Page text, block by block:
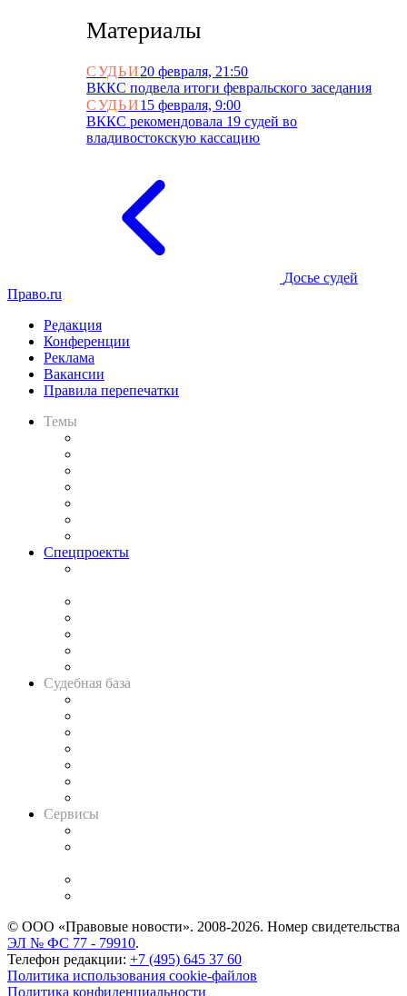
Материалы
СУДЬИ20 февраля, 21:50
ВККС подвела итоги февральского заседания
СУДЬИ15 февраля, 9:00
ВККС рекомендовала 19 судей во
владивостокскую кассацию
Досье судей
Право.ru
Редакция
Конференции
Реклама
Вакансии
Правила перепечатки
Темы
Спецпроекты
Судебная база
Сервисы
© ООО «Правовые новости». 2008-2026. Номер свидетельства
ЭЛ № ФС 77 - 79910.
Телефон редакции: +7 (495) 645 37 60
Политика использования cookie-файлов
Политика конфиденциальности